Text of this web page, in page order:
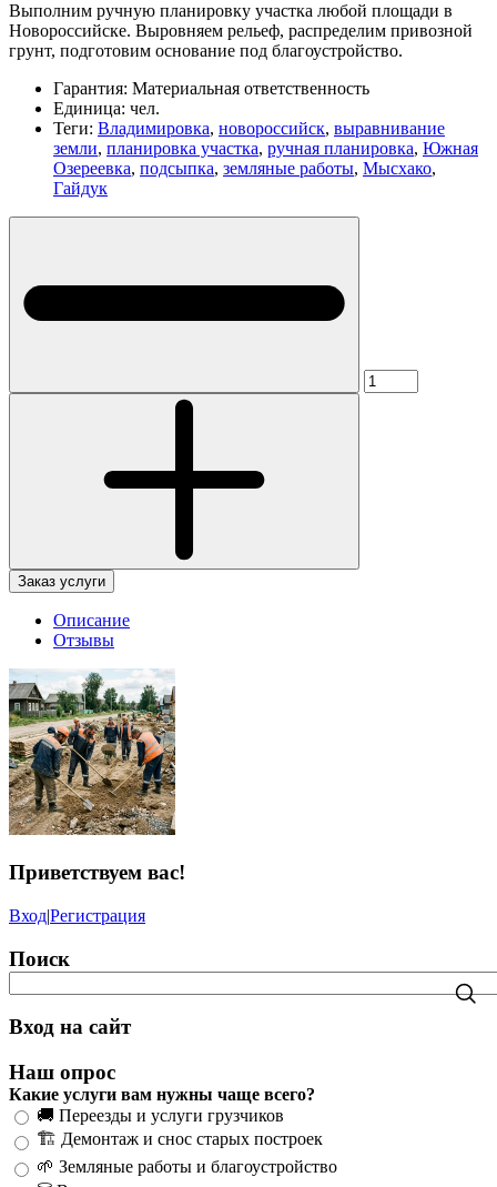
Выполним ручную планировку участка любой площади в
Новороссийске. Выровняем рельеф, распределим привозной
грунт, подготовим основание под благоустройство.
Гарантия: Материальная ответственность
Единица: чел.
Теги: Владимировка, новороссийск, выравнивание
земли, планировка участка, ручная планировка, Южная
Озереевка, подсыпка, земляные работы, Мысхако,
Гайдук
Заказ услуги
Описание
Отзывы
Приветствуем вас!
Вход|Регистрация
Поиск
Вход на сайт
Наш опрос
Какие услуги вам нужны чаще всего?
🚚 Переезды и услуги грузчиков
🏗️ Демонтаж и снос старых построек
🌱 Земляные работы и благоустройство